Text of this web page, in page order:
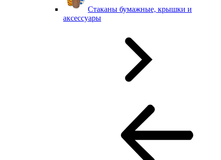
Стаканы бумажные, крышки и
аксессуары